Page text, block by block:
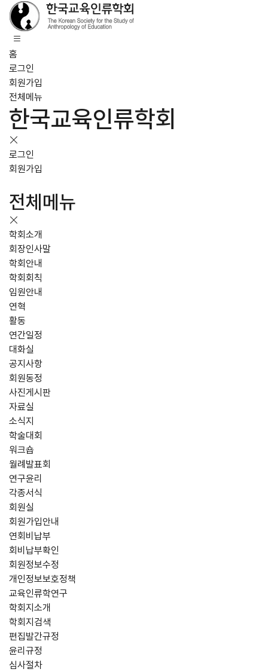
홈
로그인
회원가입
전체메뉴
한국교육인류학회
로그인
회원가입
전체메뉴
학회소개
회장인사말
학회안내
학회회칙
임원안내
연혁
활동
연간일정
대화실
공지사항
회원동정
사진게시판
자료실
소식지
학술대회
워크숍
월례발표회
연구윤리
각종서식
회원실
회원가입안내
연회비납부
회비납부확인
회원정보수정
개인정보보호정책
교육인류학연구
학회지소개
학회지검색
편집발간규정
윤리규정
심사절차